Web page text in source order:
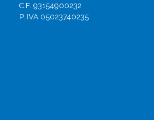
C.F. 93154900232
P. IVA 05023740235